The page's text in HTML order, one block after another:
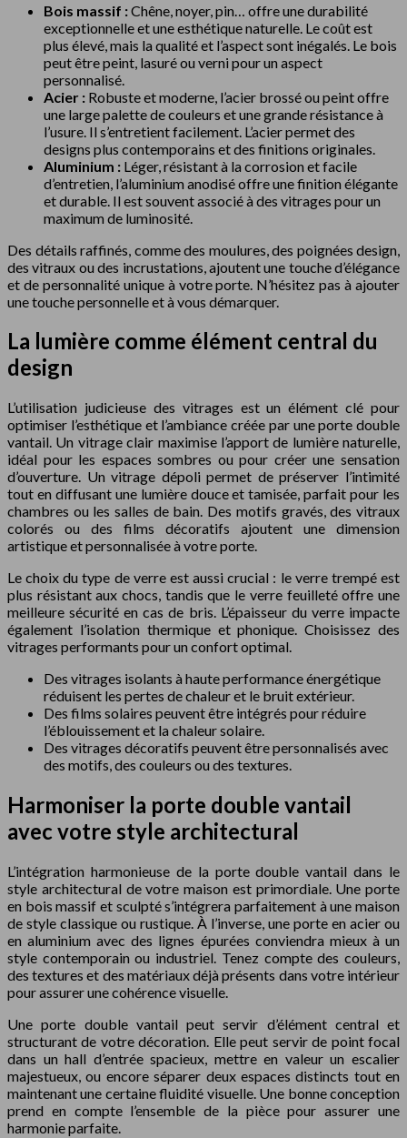
Bois massif :Chêne, noyer, pin… offre une durabilité
exceptionnelle et une esthétique naturelle. Le coût est
plus élevé, mais la qualité et l’aspect sont inégalés. Le bois
peut être peint, lasuré ou verni pour un aspect
personnalisé.
Acier : Robuste et moderne, l’acier brossé ou peint offre
une large palette de couleurs et une grande résistance à
l’usure. Il s’entretient facilement. L’acier permet des
designs plus contemporains et des finitions originales.
Aluminium : Léger, résistant à la corrosion et facile
d’entretien, l’aluminium anodisé offre une finition élégante
et durable. Il est souvent associé à des vitrages pour un
maximum de luminosité.
Des détails raffinés, comme des moulures, des poignées design,
des vitraux ou des incrustations, ajoutent une touche d’élégance
et de personnalité unique à votre porte. N’hésitez pas à ajouter
une touche personnelle et à vous démarquer.
La lumière comme élément central du
design
L’utilisation judicieuse des vitrages est un élément clé pour
optimiser l’esthétique et l’ambiance créée par une porte double
vantail. Un vitrage clair maximise l’apport de lumière naturelle,
idéal pour les espaces sombres ou pour créer une sensation
d’ouverture. Un vitrage dépoli permet de préserver l’intimité
tout en diffusant une lumière douce et tamisée, parfait pour les
chambres ou les salles de bain. Des motifs gravés, des vitraux
colorés ou des films décoratifs ajoutent une dimension
artistique et personnalisée à votre porte.
Le choix du type de verre est aussi crucial : le verre trempé est
plus résistant aux chocs, tandis que le verre feuilleté offre une
meilleure sécurité en cas de bris. L’épaisseur du verre impacte
également l’isolation thermique et phonique. Choisissez des
vitrages performants pour un confort optimal.
Des vitrages isolants à haute performance énergétique
réduisent les pertes de chaleur et le bruit extérieur.
Des films solaires peuvent être intégrés pour réduire
l’éblouissement et la chaleur solaire.
Des vitrages décoratifs peuvent être personnalisés avec
des motifs, des couleurs ou des textures.
Harmoniser la porte double vantail
avec votre style architectural
L’intégration harmonieuse de la porte double vantail dans le
style architectural de votre maison est primordiale. Une porte
en bois massif et sculpté s’intégrera parfaitement à une maison
de style classique ou rustique. À l’inverse, une porte en acier ou
en aluminium avec des lignes épurées conviendra mieux à un
style contemporain ou industriel. Tenez compte des couleurs,
des textures et des matériaux déjà présents dans votre intérieur
pour assurer une cohérence visuelle.
Une porte double vantail peut servir d’élément central et
structurant de votre décoration. Elle peut servir de point focal
dans un hall d’entrée spacieux, mettre en valeur un escalier
majestueux, ou encore séparer deux espaces distincts tout en
maintenant une certaine fluidité visuelle. Une bonne conception
prend en compte l’ensemble de la pièce pour assurer une
harmonie parfaite.